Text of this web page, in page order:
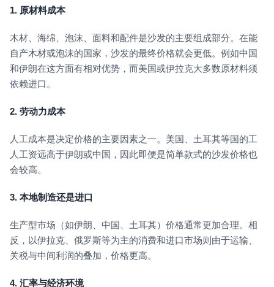
1. 原材料成本
木材、海绵、泡沫、面料和配件是沙发的主要组成部分。在能
自产木材或泡沫的国家，沙发的最终价格就会更低。例如中国
和伊朗在这方面有相对优势，而美国或伊拉克大多数原材料须
依赖进口。
2. 劳动力成本
人工成本是决定价格的主要因素之一。美国、土耳其等国的工
人工资远高于伊朗或中国，因此即便是简单款式的沙发价格也
会较高。
3. 本地制造还是进口
生产型市场（如伊朗、中国、土耳其）价格通常更加合理。相
反，以伊拉克、俄罗斯等为主的消费和进口市场则由于运输、
关税与中间利润的叠加，价格更高。
4. 汇率与经济环境